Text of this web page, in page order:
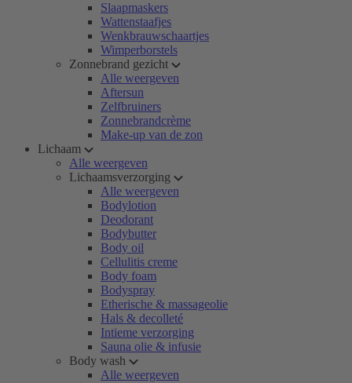
Slaapmaskers
Wattenstaafjes
Wenkbrauwschaartjes
Wimperborstels
Zonnebrand gezicht
Alle weergeven
Aftersun
Zelfbruiners
Zonnebrandcrème
Make-up van de zon
Lichaam
Alle weergeven
Lichaamsverzorging
Alle weergeven
Bodylotion
Deodorant
Bodybutter
Body oil
Cellulitis creme
Body foam
Bodyspray
Etherische & massageolie
Hals & decolleté
Intieme verzorging
Sauna olie & infusie
Body wash
Alle weergeven